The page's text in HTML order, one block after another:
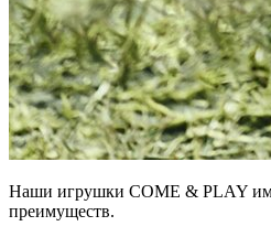
Наши игрушки COME & PLAY
преимуществ.